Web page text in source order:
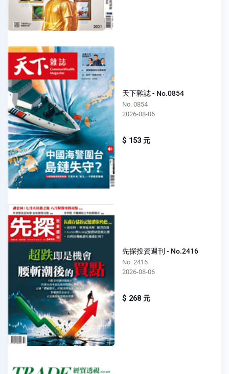
天下雜誌 - No.0854
No. 0854
2026-08-06
$ 153 元
先探投資週刊 - No.2416
No. 2416
2026-08-06
$ 268 元